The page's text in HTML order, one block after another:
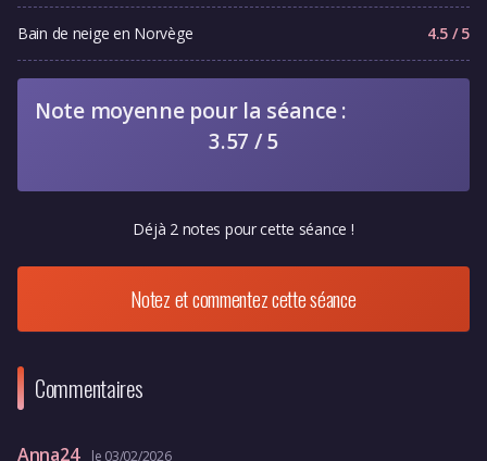
Bain de neige en Norvège 4.5 / 5
Note moyenne pour la séance :
3.57 / 5
Déjà 2 notes pour cette séance !
Notez et commentez cette séance
Commentaires
Anna24 le 03/02/2026